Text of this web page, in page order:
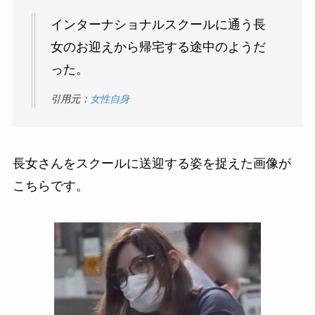
インターナショナルスクールに通う長
女のお迎えから帰宅する途中のようだ
った。
引用元： 女性自身
長女さんをスクールに送迎する姿を捉えた画像が
こちらです。